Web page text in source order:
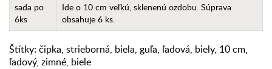
sada po
6ks
Ide o 10 cm veľkú, sklenenú ozdobu. Súprava
obsahuje 6 ks.
Štítky: čipka, strieborná, biela, guľa, ľadová, biely, 10 cm,
ľadový, zimné, biele